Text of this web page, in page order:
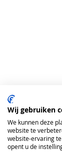
Wij gebruiken
We kunnen deze
website te
website-ervaring
opent u de